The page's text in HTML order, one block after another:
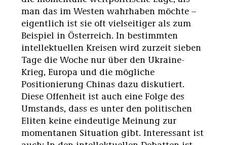
man das im Westen wahrhaben möchte –
eigentlich ist sie oft vielseitiger als zum
Beispiel in Österreich. In bestimmten
intellektuellen Kreisen wird zurzeit sieben
Tage die Woche nur über den Ukraine-
Krieg, Europa und die mögliche
Positionierung Chinas dazu diskutiert.
Diese Offenheit ist auch eine Folge des
Umstands, dass es unter den politischen
Eliten keine eindeutige Meinung zur
momentanen Situation gibt. Interessant ist